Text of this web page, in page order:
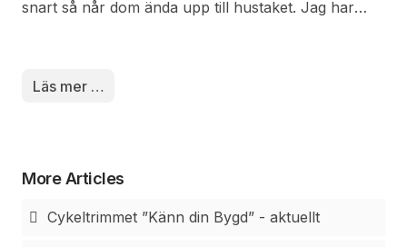
snart så når dom ända upp till hustaket. Jag har
alla dessa vackra blommor som finns i min närhet.
Läs mer …
More Articles
Cykeltrimmet ”Känn din Bygd” - aktuellt